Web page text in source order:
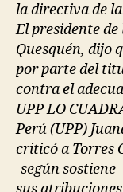
la directiva de
El presidente de
Quesquén, dijo
por parte del
contra el
UPP LO
Perú (UPP)
criticó a Torres
-según